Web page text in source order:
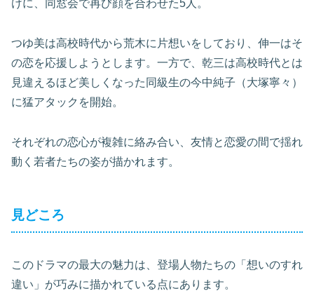
けに、同窓会で再び顔を合わせた5人。
つゆ美は高校時代から荒木に片想いをしており、伸一はそ
の恋を応援しようとします。一方で、乾三は高校時代とは
見違えるほど美しくなった同級生の今中純子（大塚寧々）
に猛アタックを開始。
それぞれの恋心が複雑に絡み合い、友情と恋愛の間で揺れ
動く若者たちの姿が描かれます。
見どころ
このドラマの最大の魅力は、登場人物たちの「想いのすれ
違い」が巧みに描かれている点にあります。